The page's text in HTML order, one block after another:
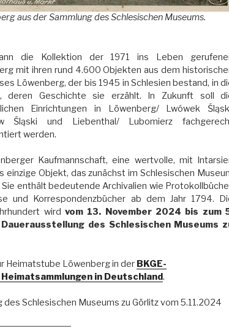
aus der Sammlung des Schlesischen Museums.
die Kollektion der 1971 ins Leben
mit ihren rund 4.600 Objekten aus dem
Löwenberg, der bis 1945 in Schlesien bestand, in
deren Geschichte sie erzählt. In Zukunft soll
Einrichtungen in Löwenberg/ Lwówek
Śląski und Liebenthal/ Lubomierz
werden.
Kaufmannschaft, eine wertvolle, mit
einzige Objekt, das zunächst im Schlesischen
Sie enthält bedeutende Archivalien wie
und Korrespondenzbücher ab dem Jahr 1794.
wirdvom 13. November 2024 bis zum
des Schlesischen Museums
Heimatstube Löwenberg in der BKGE-
in Deutschland.
Schlesischen Museums zu Görlitz vom 5.11.2024